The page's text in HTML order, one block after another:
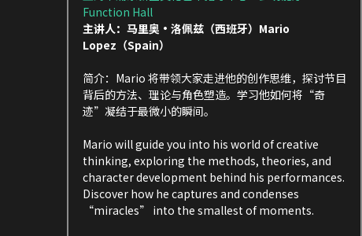
Function Hall
主讲人：马里奥·洛佩兹（西班牙）Mario
Lopez（Spain）
简介：Mario 将带领大家走进他的创作思维，探讨节目
背后的方法、理论与角色塑造。学习他如何将“奇
迹”凝结于最微小的瞬间。
Mario will guide you into his world of creative
thinking, exploring the methods, theories, and
character development behind his performances.
Discover how he captures and condenses
“miracles” into the smallest of moments.